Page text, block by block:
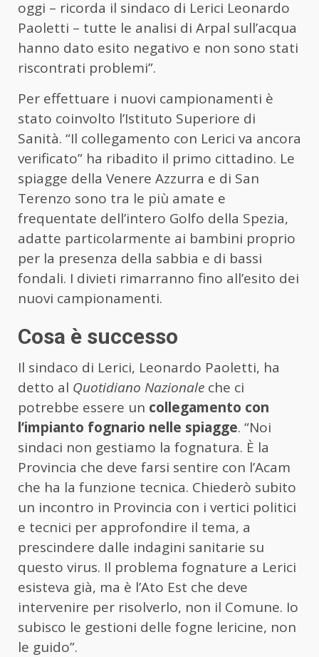
oggi – ricorda il sindaco di Lerici Leonardo
Paoletti – tutte le analisi di Arpal sull’acqua
hanno dato esito negativo e non sono stati
riscontrati problemi”.
Per effettuare i nuovi campionamenti è
stato coinvolto l’Istituto Superiore di
Sanità. “Il collegamento con Lerici va ancora
verificato” ha ribadito il primo cittadino. Le
spiagge della Venere Azzurra e di San
Terenzo sono tra le più amate e
frequentate dell’intero Golfo della Spezia,
adatte particolarmente ai bambini proprio
per la presenza della sabbia e di bassi
fondali. I divieti rimarranno fino all’esito dei
nuovi campionamenti.
Cosa è successo
Il sindaco di Lerici, Leonardo Paoletti, ha
detto al Quotidiano Nazionale che ci
potrebbe essere un collegamento con
l’impianto fognario nelle spiagge. “Noi
sindaci non gestiamo la fognatura. È la
Provincia che deve farsi sentire con l’Acam
che ha la funzione tecnica. Chiederò subito
un incontro in Provincia con i vertici politici
e tecnici per approfondire il tema, a
prescindere dalle indagini sanitarie su
questo virus. Il problema fognature a Lerici
esisteva già, ma è l’Ato Est che deve
intervenire per risolverlo, non il Comune. Io
subisco le gestioni delle fogne lericine, non
le guido”.